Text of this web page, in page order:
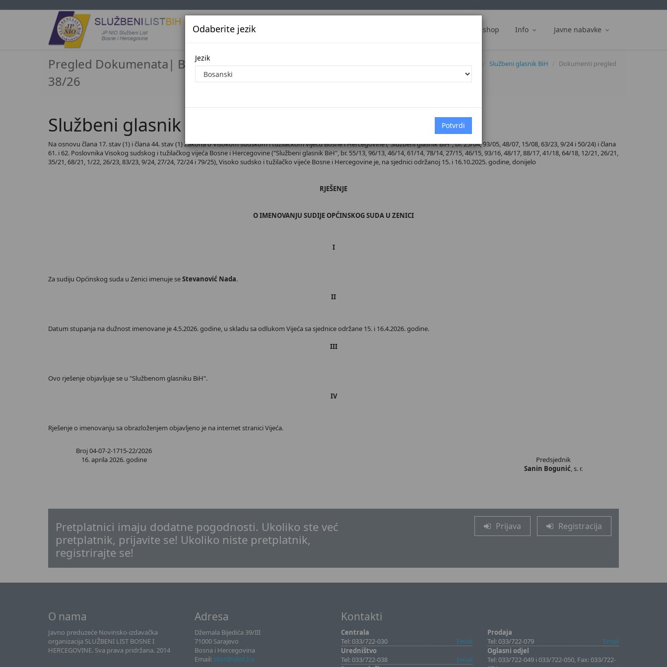
Jezik Službena glasila Web shop Info Javne nabavke
Odaberite jezik
Jezik
Pregled Dokumenata| Broj
38/26
Početna Dokumenti Službeni glasnik BiH Dokumenti pregled
Službeni glasnik BiH, broj 38/26
Na osnovu člana 17. stav (1) i člana 44. stav (1) Zakona o Visokom sudskom i tužilačkom vijeću Bosne i Hercegovine ("Službeni glasnik BiH", br. 25/04, 93/05, 48/07, 15/08, 63/23, 9/24 i 50/24) i člana
61. i 62. Poslovnika Visokog sudskog i tužilačkog vijeća Bosne i Hercegovine ("Službeni glasnik BiH", br. 55/13, 96/13, 46/14, 61/14, 78/14, 27/15, 46/15, 93/16, 48/17, 88/17, 41/18, 64/18, 12/21, 26/21,
35/21, 68/21, 1/22, 26/23, 83/23, 9/24, 27/24, 72/24 i 79/25), Visoko sudsko i tužilačko vijeće Bosne i Hercegovine je, na sjednici održanoj 15. i 16.10.2025. godine, donijelo
RJEŠENJE
O IMENOVANJU SUDIJE OPĆINSKOG SUDA U ZENICI
I
Za sudiju Općinskog suda u Zenici imenuje seStevanović Nada.
II
Datum stupanja na dužnost imenovane je 4.5.2026. godine, u skladu sa odlukom Vijeća sa sjednice održane 15. i 16.4.2026. godine.
III
Ovo rješenje objavljuje se u "Službenom glasniku BiH".
IV
Rješenje o imenovanju sa obrazloženjem objavljeno je na internet stranici Vijeća.
Broj 04-07-2-1715-22/2026
16. aprila 2026. godine
Predsjednik
Sanin Bogunić, s. r.
Pretplatnici imaju dodatne pogodnosti. Ukoliko ste već
pretplatnik, prijavite se! Ukoliko niste pretplatnik,
registrirajte se!
Prijava Registracija
O nama
Javno preduzeće Novinsko-izdavačka
organizacija SLUŽBENI LIST BOSNE I
HERCEGOVINE. Sva prava pridržana. 2014
Adresa
Džemala Bijedića 39/III
71000 Sarajevo
Bosna i Hercegovina
Email: sllist@sllist.ba
Kontakti
Centrala
Tel: 033/722-030
Email
Uredništvo
Tel: 033/722-038
Email
Prodaja
Tel: 033/722-079
Email
Oglasni odjel
Tel: 033/722-049 i 033/722-050, Fax: 033/722-